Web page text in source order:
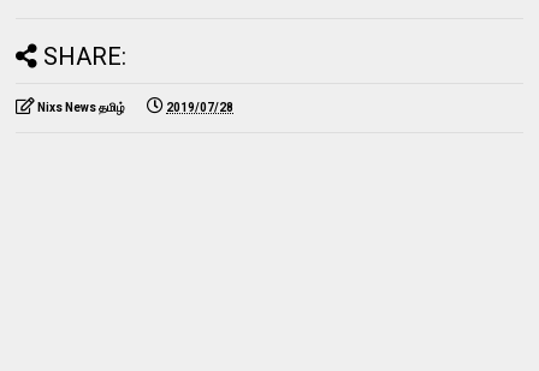
SHARE:
Nixs News தமிழ் 2019/07/28